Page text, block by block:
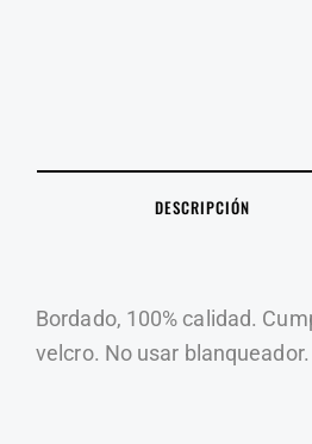
DESCRIPCIÓN
Bordado, 100% calidad.
velcro. No usar blanqueador.